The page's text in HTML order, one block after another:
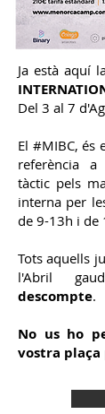
Ja està aquí
Del 3 al 7
El #MIBC, és
referència a
tàctic pels
interna per
de 9-13h i de
Tots aquells
l'Abril
descompte.
No us ho
vostra plaça